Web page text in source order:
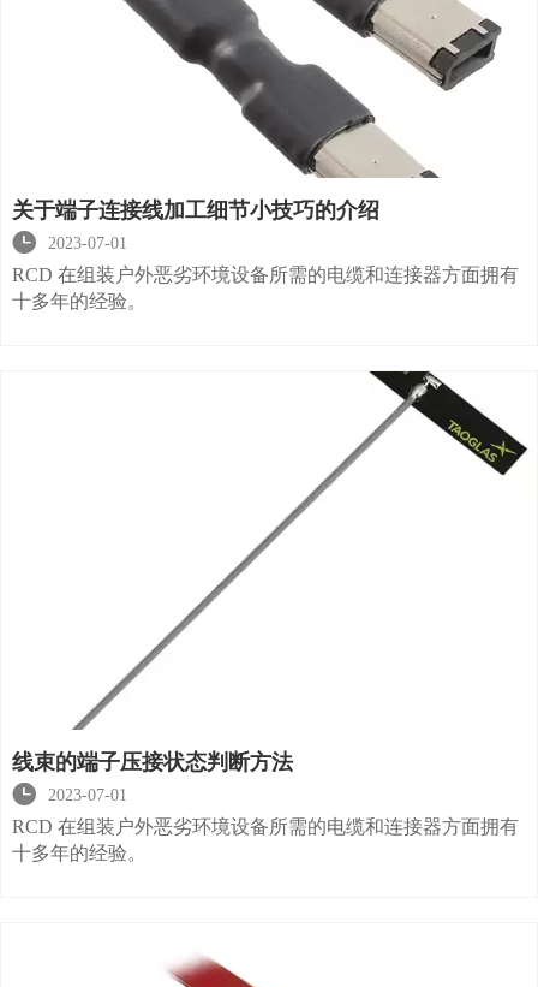
关于端子连接线加工细节小技巧的介绍

2023-07-01
RCD 在组装户外恶劣环境设备所需的电缆和连接器方面拥有
十多年的经验。
线束的端子压接状态判断方法

2023-07-01
RCD 在组装户外恶劣环境设备所需的电缆和连接器方面拥有
十多年的经验。